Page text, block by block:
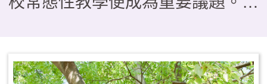
育課程的推動歷程。